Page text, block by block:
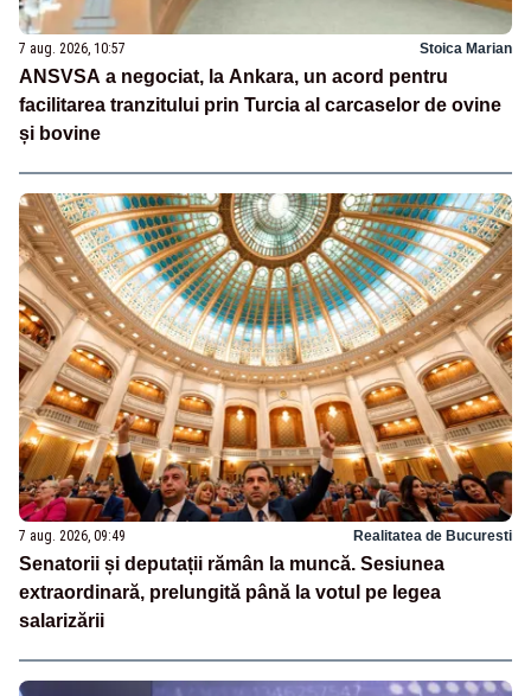
7 aug. 2026, 10:57 Stoica Marian
ANSVSA a negociat, la Ankara, un acord pentru
facilitarea tranzitului prin Turcia al carcaselor de ovine
și bovine
7 aug. 2026, 09:49 Realitatea de Bucuresti
Senatorii și deputații rămân la muncă. Sesiunea
extraordinară, prelungită până la votul pe legea
salarizării